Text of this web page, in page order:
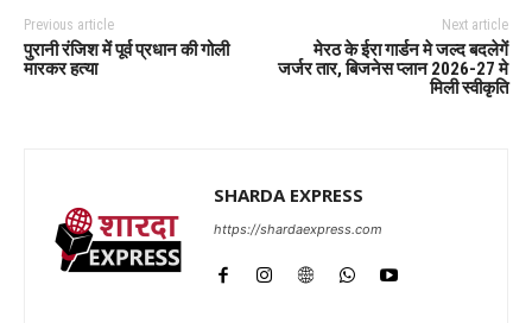
Previous article
पुरानी रंजिश में पूर्व प्रधान की गोली
मारकर हत्या
Next article
मेरठ के ईरा गार्डन मे जल्द बदलेगें
जर्जर तार, बिजनेस प्लान 2026-27 मे
मिली स्वीकृति
SHARDA EXPRESS
https://shardaexpress.com